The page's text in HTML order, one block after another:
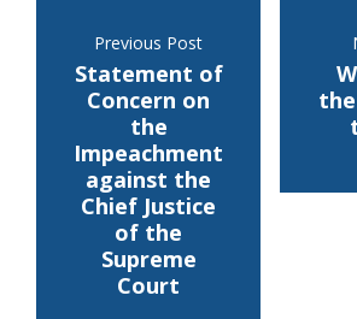
Previous Post
Statement of
Concern on
the
Impeachment
against the
Chief Justice
of the
Supreme
Court